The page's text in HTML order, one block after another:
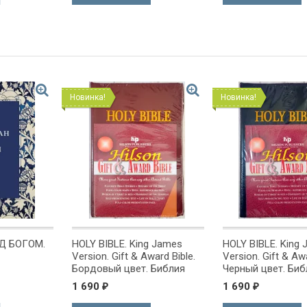
James
Bible.
Новинка!
HOLY BIBLE. King James
Version. Gift & Award Bible.
Черный цвет. Библия
Короля Иакова на
английском языке.
1 690₽
Новинка!
Открытка
С Юбилеем!
40₽